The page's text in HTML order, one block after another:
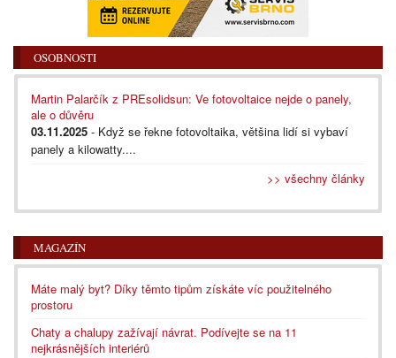
OSOBNOSTI
Martin Palarčík z PREsolidsun: Ve fotovoltaice nejde o panely,
ale o důvěru
03.11.2025 - Když se řekne fotovoltaika, většina lidí si vybaví
panely a kilowatty....
>> všechny články
MAGAZÍN
Máte malý byt? Díky těmto tipům získáte víc použitelného
prostoru
Chaty a chalupy zažívají návrat. Podívejte se na 11
nejkrásnějších interiérů